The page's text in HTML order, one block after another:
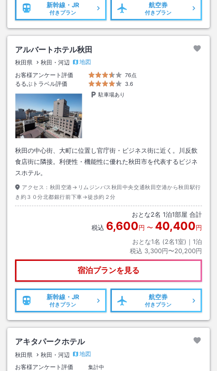
新幹線・JR
付きプラン
航空券
付きプラン
アルバートホテル秋田
秋田県 秋田・河辺
地図
お客様アンケート評価
76点
るるぶトラベル評価
3.6
駐車場あり
秋田の中心街、大町に位置し官庁街・ビジネス街に近く。川反飲
食店街に隣接。利便性・機能性に優れた秋田市を代表するビジネ
スホテル。
アクセス： 秋田空港→リムジンバス秋田中央交通秋田空港から秋田駅行
き約３０分北都銀行前下車→徒歩約２分
おとな2名 1泊1部屋 合計
税込 6,600円 〜 40,400円
おとな1名 (2名1室)｜ 1泊
税込 3,300円〜20,200円
宿泊プランを見る
新幹線・JR
付きプラン
航空券
付きプラン
アキタパークホテル
秋田県 秋田・河辺
地図
お客様アンケート評価
集計中